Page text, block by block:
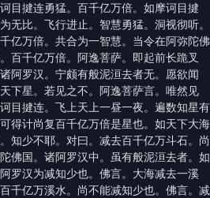
目揵连勇猛。百千亿万倍。如摩诃目揵
无比。飞行进止。智慧勇猛。洞视彻听。
亿万倍。共合为一智慧。当令在阿弥陀佛
百千亿万倍。阿逸菩萨。即起前长跪叉
阿罗汉。宁颇有般泥洹去者无。愿欲闻
下星。若见之不。阿逸菩萨言。唯然见
目揵连。飞上天上一昼一夜。遍数知星有
得计尚复百千亿万倍是星也。如天下大海
知少不耶。对曰。减去百千亿万斗石。尚
佛国。诸阿罗汉中。虽有般泥洹去者。如
罗汉为减知少也。佛言。大海减去一溪
千亿万溪水。尚不能减知少也。佛言。减